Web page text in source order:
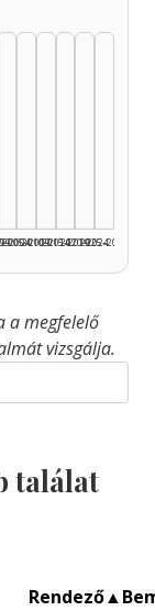
2005–2009
2010–2014
2015–2019
2020–2024
2025–2026
a megfelelő
vizsgálja.
találat
Rendező▲